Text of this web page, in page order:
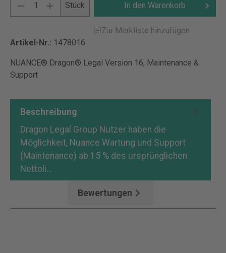
Stück In den Warenkorb
Zur Merkliste hinzufügen
Artikel-Nr.: 1478016
NUANCE® Dragon® Legal Version 16, Maintenance &
Support
Beschreibung
Dragon Legal Group Nutzer haben die
Möglichkeit, Nuance Wartung und Support
(Maintenance) ab 15 % des ursprünglichen
Nettoli…
Bewertungen